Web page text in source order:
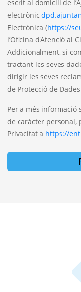
escrit al domicili de
electrònic
Electrònica (https://
l’Oficina d’Atenció al
Addicionalment, si
tractant les seves
dirigir les seves
de Protecció de Dades
Per a més informació
de caràcter personal,
Privacitat a https://